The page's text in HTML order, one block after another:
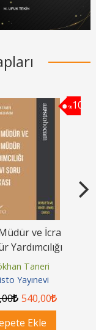
%10
ve İcra
Yardımcılığı
Soru Bankası
Taneri
Yayınevi
540,00
Ekle